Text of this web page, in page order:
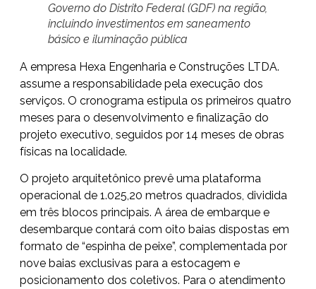
Governo do Distrito Federal (GDF) na região,
incluindo investimentos em saneamento
básico e iluminação pública
A empresa Hexa Engenharia e Construções LTDA.
assume a responsabilidade pela execução dos
serviços. O cronograma estipula os primeiros quatro
meses para o desenvolvimento e finalização do
projeto executivo, seguidos por 14 meses de obras
físicas na localidade.
O projeto arquitetônico prevê uma plataforma
operacional de 1.025,20 metros quadrados, dividida
em três blocos principais. A área de embarque e
desembarque contará com oito baias dispostas em
formato de “espinha de peixe”, complementada por
nove baias exclusivas para a estocagem e
posicionamento dos coletivos. Para o atendimento